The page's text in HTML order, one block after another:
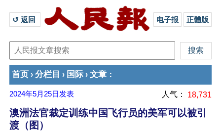
↺ 返回 电子报 正體版
首页 › 分栏目 › 国际 › 文章 ：
2024年5月25日 发表 人气： 18,731
澳洲法官裁定训练中国飞行员的美军可以被引
渡（图）